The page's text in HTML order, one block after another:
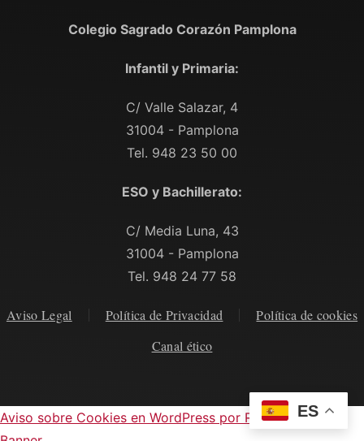
Colegio Sagrado Corazón Pamplona
Infantil y Primaria:
C/ Valle Salazar, 4
31004 - Pamplona
Tel. 948 23 50 00
ESO y Bachillerato:
C/ Media Luna, 43
31004 - Pamplona
Tel. 948 24 77 58
Aviso Legal Política de Privacidad
Política de cookies
Canal ético
ES
Aviso sobre Cookies en WordPress por Real Cookie